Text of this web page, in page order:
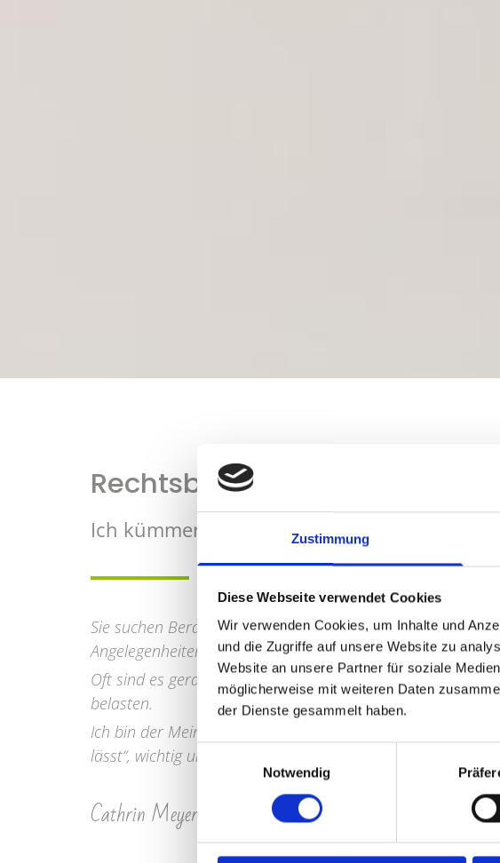
Zustimmung
Diese Webseite verwendet Cookies
Wir verwenden Cookies, um Inhalte und
und die Zugriffe auf unsere Website zu
Website an unsere Partner für soziale
möglicherweise mit weiteren Daten
der Dienste gesammelt haben.
Notwendig
Rechtsberatung und Mediation
Ich kümmere mich um Ihr Anliegen
Sie suchen Beratung, Hilfe, Vertretung und Beistand in
Angelegenheiten?
Oft sind es gerade die kleinen Probleme des Alltags, die
belasten.
Ich bin der Meinung, dass alles, was uns beschäftigt und
lässt“, wichtig und bedeutend ist.
Cathrin Meyer-Hennecke